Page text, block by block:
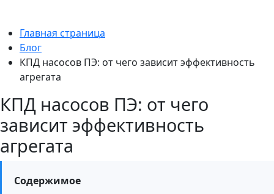
Главная страница
Блог
КПД насосов ПЭ: от чего зависит эффективность
агрегата
КПД насосов ПЭ: от чего
зависит эффективность
агрегата
Содержимое